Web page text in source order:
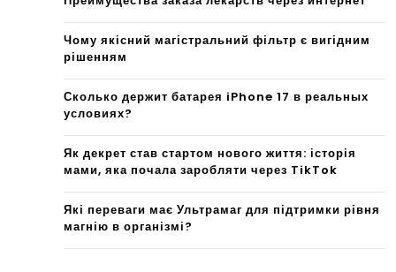
Чому якісний магістральний фільтр є вигідним
рішенням
Сколько держит батарея iPhone 17 в реальных
условиях?
Як декрет став стартом нового життя: історія
мами, яка почала заробляти через TikTok
Які переваги має Ультрамаг для підтримки рівня
магнію в організмі?